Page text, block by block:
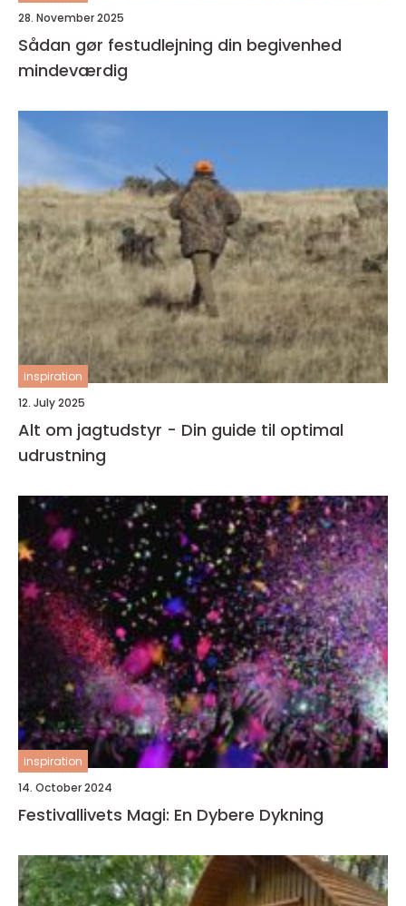
28. November 2025
Sådan gør festudlejning din begivenhed
mindeværdig
inspiration
12. July 2025
Alt om jagtudstyr - Din guide til optimal
udrustning
inspiration
14. October 2024
Festivallivets Magi: En Dybere Dykning